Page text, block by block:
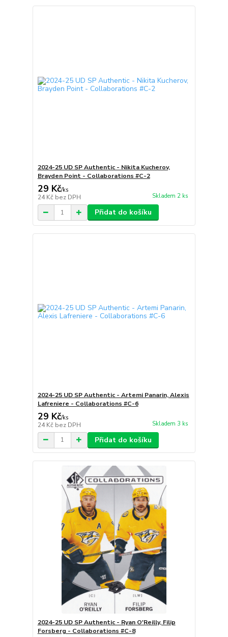
2024-25 UD SP Authentic - Nikita Kucherov,
Brayden Point - Collaborations #C-2
29 Kč/ks
24 Kč bez DPH Skladem 2 ks
Přidat do košíku
2024-25 UD SP Authentic - Artemi Panarin, Alexis
Lafreniere - Collaborations #C-6
29 Kč/ks
24 Kč bez DPH Skladem 3 ks
Přidat do košíku
2024-25 UD SP Authentic - Ryan O'Reilly, Filip
Forsberg - Collaborations #C-8